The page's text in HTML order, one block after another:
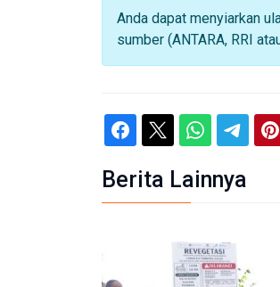
Anda dapat menyiarkan
sumber (ANTARA, RRI
Berita Lainnya